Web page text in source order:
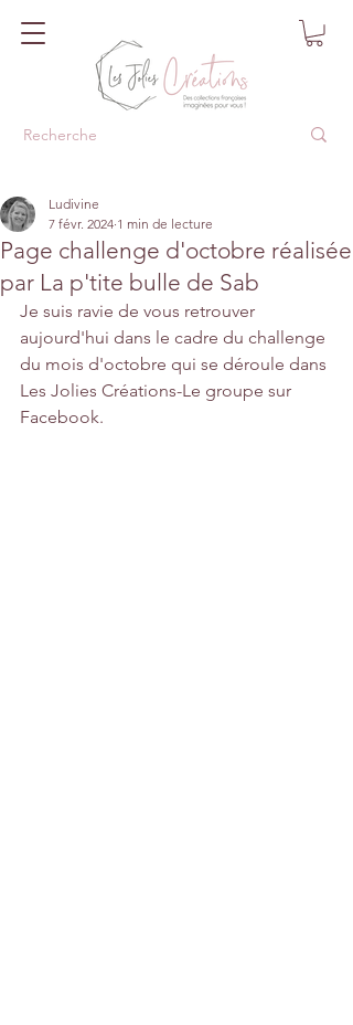
Page challenge d'octobre réalisée
par La p'tite bulle de Sab
Ludivine
7 févr. 2024 1 min de lecture
Je suis ravie de vous retrouver
aujourd'hui dans le cadre du challenge
du mois d'octobre qui se déroule dans
Les Jolies Créations-Le groupe sur
Facebook.